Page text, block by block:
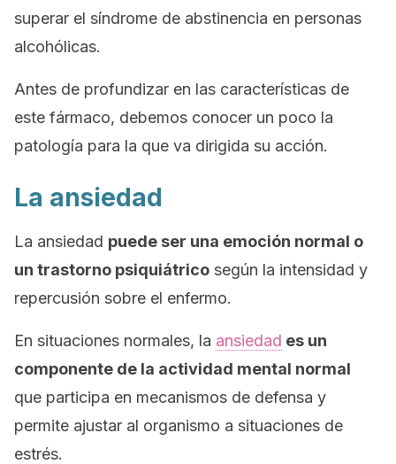
superar el síndrome de abstinencia en personas
alcohólicas.
Antes de profundizar en las características de
este fármaco, debemos conocer un poco la
patología para la que va dirigida su acción.
La ansiedad
La ansiedad puede ser una emoción normal o
un trastorno psiquiátrico según la intensidad y
repercusión sobre el enfermo.
En situaciones normales, la ansiedad es un
componente de la actividad mental normal
que participa en mecanismos de defensa y
permite ajustar al organismo a situaciones de
estrés.